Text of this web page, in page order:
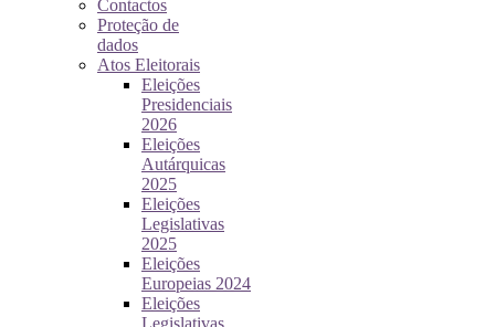
Contactos
Proteção de
dados
Atos Eleitorais
Eleições
Presidenciais
2026
Eleições
Autárquicas
2025
Eleições
Legislativas
2025
Eleições
Europeias 2024
Eleições
Legislativas